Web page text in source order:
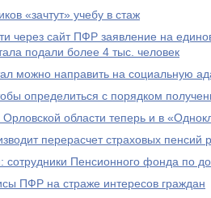
«зачтут» учебу в стаж
через сайт ПФР заявление на
подали более 4 тыс. человек
можно направить на социальную
определиться с порядком
области теперь и в
перерасчет страховых
сотрудники Пенсионного фонда по
ПФР на страже интересов граждан